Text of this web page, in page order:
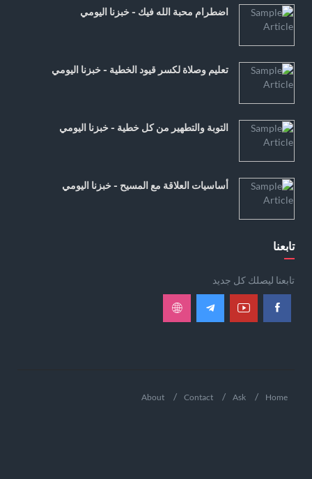
اضطرام محبة الله فيك - خبزنا اليومي
تعليم وصلاة لكسر قيود الخطية - خبزنا اليومي
التوبة والتطهير من كل خطية - خبزنا اليومي
أساسيات العلاقة مع المسيح - خبزنا اليومي
تابعنا
تابعنا ليصلك كل جديد
Home
Ask
Contact
About